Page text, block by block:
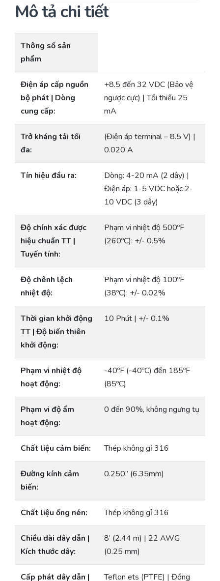
Mô tả chi tiết
Thông số sản
phẩm
Điện áp cấp nguồn
bộ phát | Dòng
cung cấp:
+8.5 đến 32 VDC (Bảo vệ
ngược cực) | Tối thiểu 25
mA
Trở kháng tải tối
đa:
(Điện áp terminal – 8.5 V) |
0.020 A
Tín hiệu đầu ra:
Dòng: 4-20 mA (2 dây) |
Điện áp: 1-5 VDC hoặc 2-
10 VDC (3 dây)
Độ chính xác được
hiệu chuẩn TT |
Tuyến tính:
Phạm vi nhiệt độ 500ºF
(260ºC): +/- 0.5%
Độ chênh lệch
nhiệt độ:
Phạm vi nhiệt độ 100ºF
(38ºC): +/- 0.02%
Thời gian khởi động
TT | Độ biến thiên
khởi động:
10 Phút | +/- 0.1%
Phạm vi nhiệt độ
hoạt động:
-40ºF (-40ºC) đến 185ºF
(85ºC)
Phạm vi độ ẩm
hoạt động:
0 đến 90%, không ngưng tụ
Chất liệu cảm biến: Thép không gỉ 316
Đường kính cảm
biến:
0.250” (6.35mm)
Chất liệu ống nén: Thép không gỉ 316
Chiều dài dây dẫn |
Kích thước dây:
8’ (2.44 m) | 22 AWG
(0.25 mm)
Cấp phát dây dẫn | Teflon ets (PTFE) | Đồng